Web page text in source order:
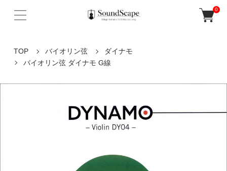
0
TOP バイオリン弦
ダイナモ
バイオリン弦 ダイナモ G線